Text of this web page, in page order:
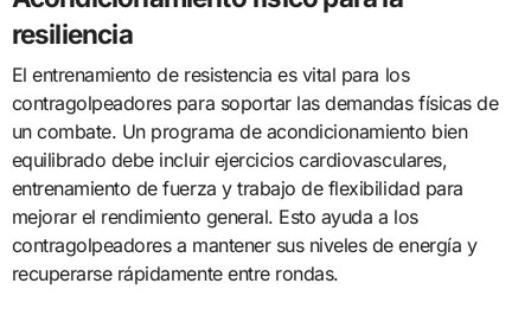
resiliencia
El entrenamiento de resistencia es vital para los
contragolpeadores para soportar las demandas físicas de
un combate. Un programa de acondicionamiento bien
equilibrado debe incluir ejercicios cardiovasculares,
entrenamiento de fuerza y trabajo de flexibilidad para
mejorar el rendimiento general. Esto ayuda a los
contragolpeadores a mantener sus niveles de energía y
recuperarse rápidamente entre rondas.